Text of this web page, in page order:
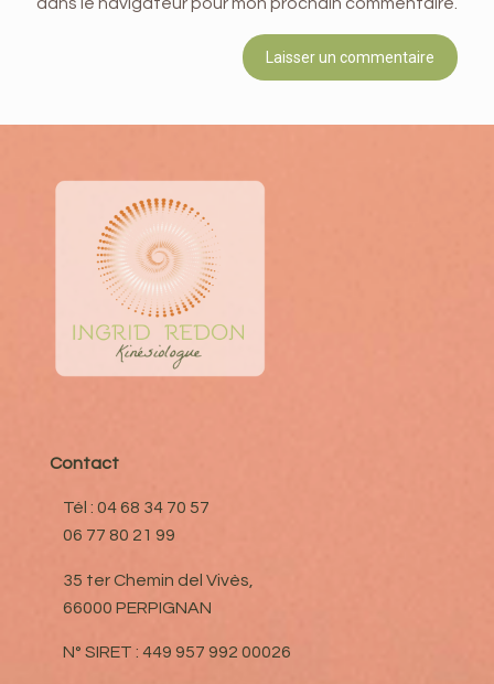
Contact
Tél : 04 68 34 70 57
06 77 80 21 99
35 ter Chemin del Vivès,
66000 PERPIGNAN
N° SIRET : 449 957 992 00026